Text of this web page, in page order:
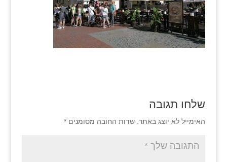
שלחו תגובה
האימייל לא יוצג באתר. שדות החובה מסומנים *